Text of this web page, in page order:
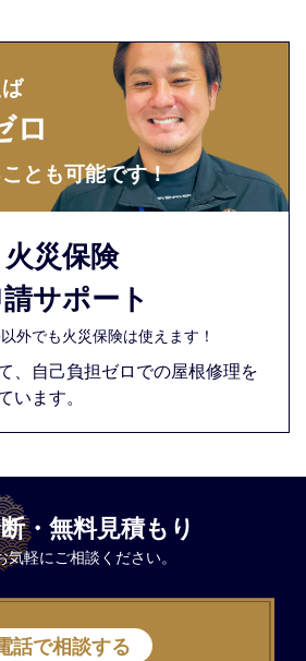
ロ
とも可能です！
火災保険
サポート
外でも火災保険は使えます！
、自己負担ゼロでの屋根修理を
います。
・無料見積もり
気軽にご相談ください。
話で相談する